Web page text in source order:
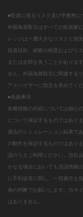
■投資に係るリスク及び手数料に
外国為替取引はすべての投資家
レッジは一層大きなリスクと損
投資目的、経験の程度およびリ
または全部を失うことがありま
せん。外国為替取引に関連する
アドバイザーに助言を求めてくだ
■免責事項
各種情報の内容については細心
について保証するものではあり
過去のシミュレーション結果で
の動作を保証するものではあり
認のうえご利用ください。当社
かなる場合においても当該情報
に不利益等に関し、一切責任を
身の判断でお願いします。当サ
はありません。